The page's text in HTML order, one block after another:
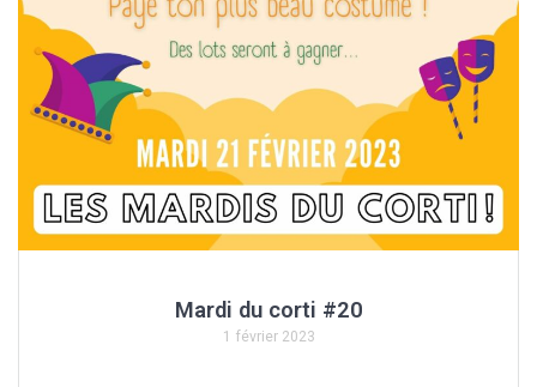
Mardi du corti #20
1 février 2023